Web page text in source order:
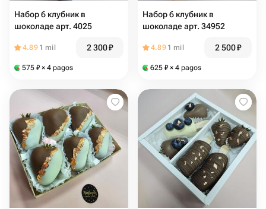
Набор 6 клубник в
шоколаде арт. 4025
4.89 1 mil 2 300₽
575 ₽ × 4 pagos
Набор 6 клубник в
шоколаде арт. 34952
4.89 1 mil 2 500₽
625 ₽ × 4 pagos